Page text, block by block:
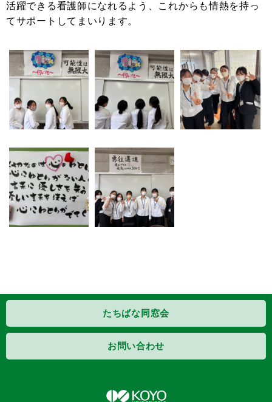
活躍できる看護師になれるよう、これからも情熱を持っ
てサポートしてまいります。
たちばな同窓会
お問い合わせ